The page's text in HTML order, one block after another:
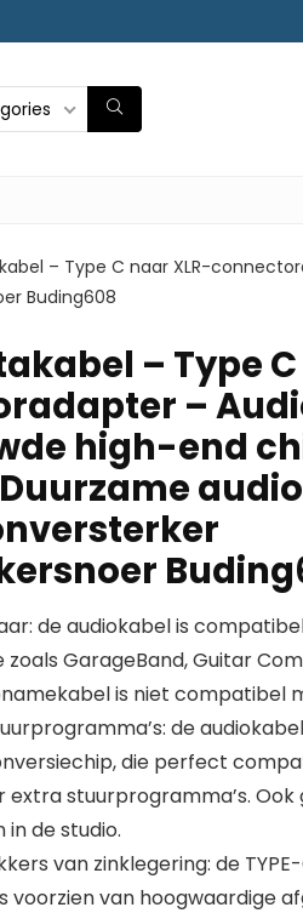
– Type C naar XLR-
Buding608
– Type C
–
high-end
de audiokabel is
GarageBand, Guitar
is niet compatibel
de
die perfect
stuurprogramma’s. Ook
de studio.
van zinklegering: de
voorzien van hoogwaardige